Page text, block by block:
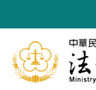
到
要
內